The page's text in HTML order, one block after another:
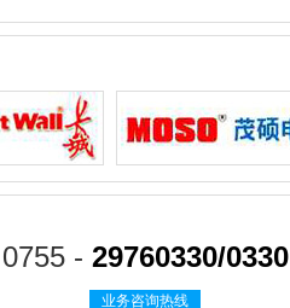
0755 - 29760330/0330
业务咨询热线